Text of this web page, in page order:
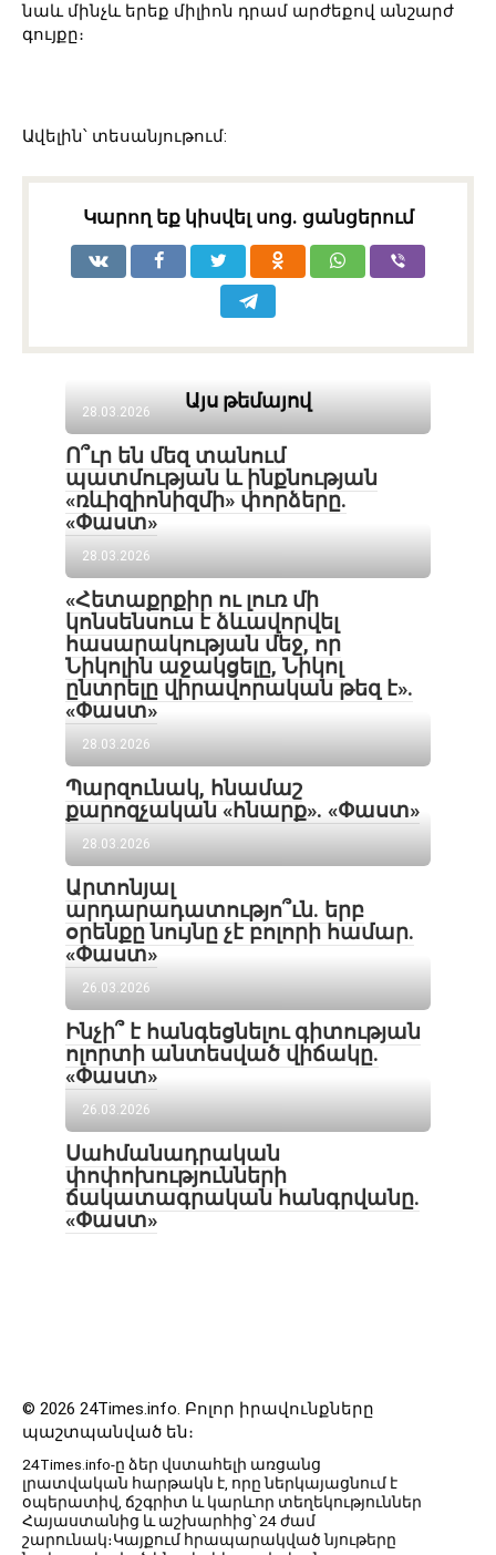
նաև մինչև երեք միլիոն դրամ արժեքով անշարժ
գույքը։
Ավելին՝ տեսանյութում:
Կարող եք կիսվել սոց․ ցանցերում
Այս թեմայով
28.03.2026
Ո՞ւր են մեզ տանում
պատմության և ինքնության
«ռևիզիոնիզմի» փորձերը.
«Փաստ»
28.03.2026
«Հետաքրքիր ու լուռ մի
կոնսենսուս է ձևավորվել
հասարակության մեջ, որ
Նիկոլին աջակցելը, Նիկոլ
ընտրելը վիրավորական թեզ է».
«Փաստ»
28.03.2026
Պարզունակ, հնամաշ
քարոզչական «հնարք». «Փաստ»
28.03.2026
Արտոնյալ
արդարադատությո՞ւն. երբ
օրենքը նույնը չէ բոլորի համար.
«Փաստ»
26.03.2026
Ինչի՞ է հանգեցնելու գիտության
ոլորտի անտեսված վիճակը.
«Փաստ»
26.03.2026
Սահմանադրական
փոփոխությունների
ճակատագրական հանգրվանը.
«Փաստ»
© 2026 24Times.info․ Բոլոր իրավունքները
պաշտպանված են։
24Times.info-ը ձեր վստահելի առցանց
լրատվական հարթակն է, որը ներկայացնում է
օպերատիվ, ճշգրիտ և կարևոր տեղեկություններ
Հայաստանից և աշխարհից՝ 24 ժամ
շարունակ։Կայքում հրապարակված նյութերը